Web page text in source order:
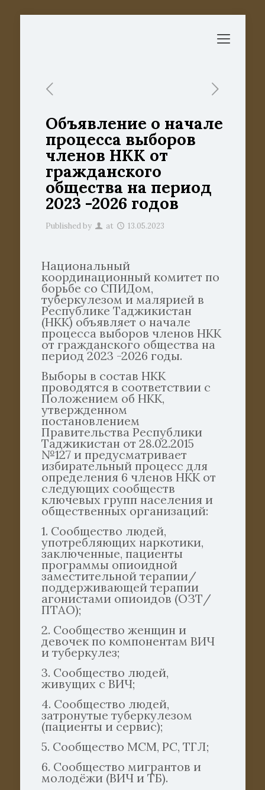
Объявление о начале
процесса выборов
членов НКК от
гражданского
общества на период
2023 -2026 годов
Published by at 13.05.2023
Национальный
координационный комитет по
борьбе со СПИДом,
туберкулезом и малярией в
Республике Таджикистан
(НКК) объявляет о начале
процесса выборов членов НКК
от гражданского общества на
период 2023 -2026 годы.
Выборы в состав НКК
проводятся в соответствии с
Положением об НКК,
утвержденном
постановлением
Правительства Республики
Таджикистан от 28.02.2015
№127 и предусматривает
избирательный процесс для
определения 6 членов НКК от
следующих сообществ
ключевых групп населения и
общественных организаций:
1. Сообщество людей,
употребляющих наркотики,
заключенные, пациенты
программы опиоидной
заместительной терапии/
поддерживающей терапии
агонистами опиоидов (ОЗТ/
ПТАО);
2. Сообщество женщин и
девочек по компонентам ВИЧ
и туберкулез;
3. Сообщество людей,
живущих с ВИЧ;
4. Сообщество людей,
затронутые туберкулезом
(пациенты и сервис);
5. Сообщество МСМ, РС, ТГЛ;
6. Сообщество мигрантов и
молодёжи (ВИЧ и ТБ).